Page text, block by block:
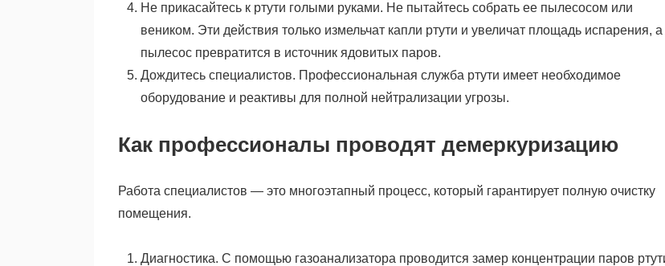
Не прикасайтесь к ртути голыми руками. Не пытайтесь собрать ее пылесосом или
веником. Эти действия только измельчат капли ртути и увеличат площадь испарения, а
пылесос превратится в источник ядовитых паров.
Дождитесь специалистов. Профессиональная служба ртути имеет необходимое
оборудование и реактивы для полной нейтрализации угрозы.
Как профессионалы проводят демеркуризацию
Работа специалистов — это многоэтапный процесс, который гарантирует полную очистку
помещения.
Диагностика. С помощью газоанализатора проводится замер концентрации паров